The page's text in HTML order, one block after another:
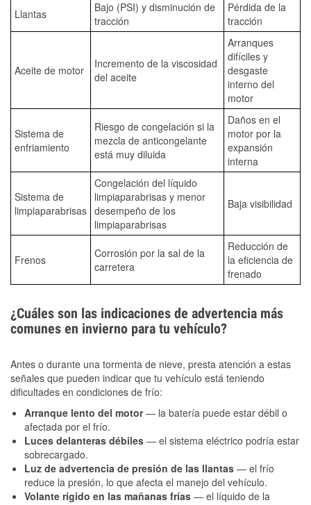
Llantas
Bajo (PSI) y disminución de
tracción
Pérdida de la
tracción
Aceite de motor
Incremento de la viscosidad
del aceite
Arranques
difíciles y
desgaste
interno del
motor
Sistema de
enfriamiento
Riesgo de congelación si la
mezcla de anticongelante
está muy diluida
Daños en el
motor por la
expansión
interna
Sistema de
limpiaparabrisas
Congelación del líquido
limpiaparabrisas y menor
desempeño de los
limpiaparabrisas
Baja visibilidad
Frenos
Corrosión por la sal de la
carretera
Reducción de
la eficiencia de
frenado
¿Cuáles son las indicaciones de advertencia más
comunes en invierno para tu vehículo?
Antes o durante una tormenta de nieve, presta atención a estas
señales que pueden indicar que tu vehículo está teniendo
dificultades en condiciones de frío:
Arranque lento del motor— la batería puede estar débil o
afectada por el frío.
Luces delanteras débiles — el sistema eléctrico podría estar
sobrecargado.
Luz de advertencia de presión de las llantas — el frío
reduce la presión, lo que afecta el manejo del vehículo.
Volante rígido en las mañanas frías — el líquido de la